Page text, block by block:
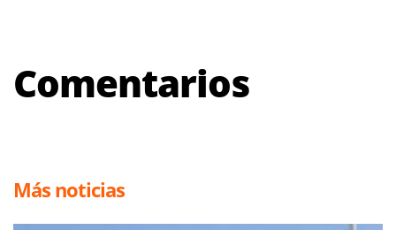
Comentarios
Más noticias